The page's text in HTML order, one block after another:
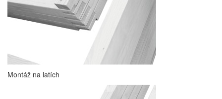
Montáž na latích